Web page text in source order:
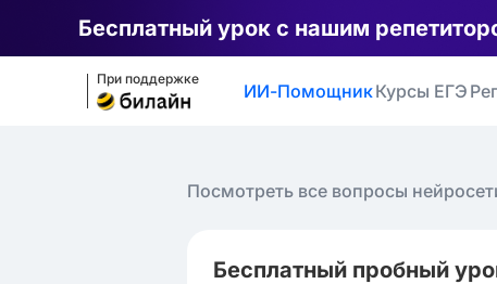
Бесплатный урок с нашим
При поддержке
ИИ-ПомощникКурсы ЕГЭ
Посмотреть все вопросы
Бесплатный пробный